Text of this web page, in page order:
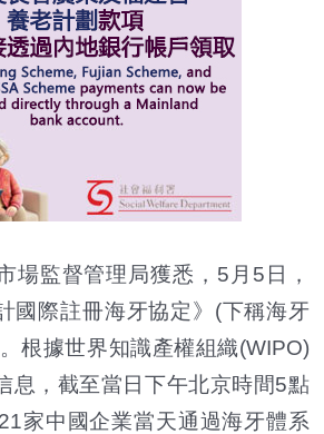
場監督管理局獲悉，5月5日，
國際註冊海牙協定》(下稱海牙
根據世界知識產權組織(WIPO)
息，截至當日下午北京時間5點
家中國企業當天通過海牙體系